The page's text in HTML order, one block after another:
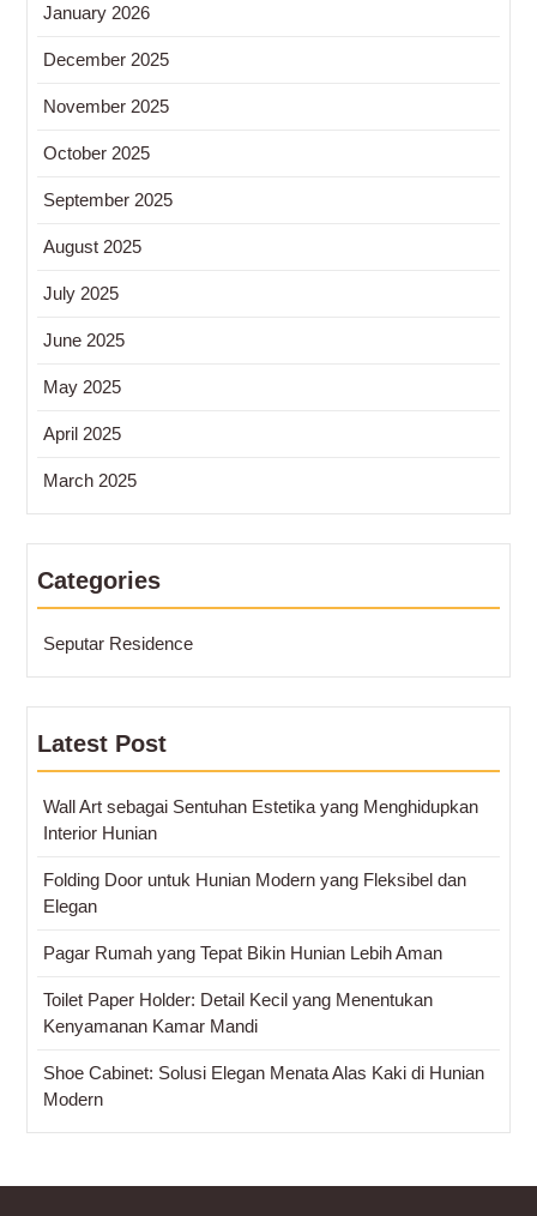
January 2026
December 2025
November 2025
October 2025
September 2025
August 2025
July 2025
June 2025
May 2025
April 2025
March 2025
Categories
Seputar Residence
Latest Post
Wall Art sebagai Sentuhan Estetika yang Menghidupkan
Interior Hunian
Folding Door untuk Hunian Modern yang Fleksibel dan
Elegan
Pagar Rumah yang Tepat Bikin Hunian Lebih Aman
Toilet Paper Holder: Detail Kecil yang Menentukan
Kenyamanan Kamar Mandi
Shoe Cabinet: Solusi Elegan Menata Alas Kaki di Hunian
Modern